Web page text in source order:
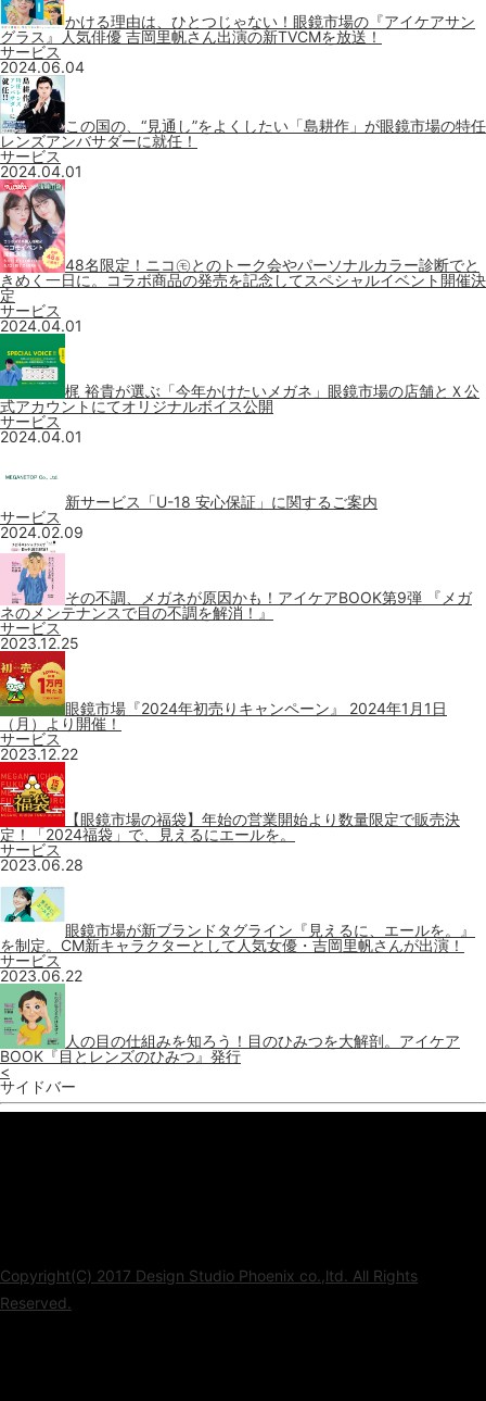
かける理由は、ひとつじゃない！眼鏡市場の『アイケアサン
グラス』人気俳優 吉岡里帆さん出演の新TVCMを放送！
サービス
2024.06.04
この国の、“見通し”をよくしたい「島耕作」が眼鏡市場の特任
レンズアンバサダーに就任！
サービス
2024.04.01
48名限定！ニコ㋲とのトーク会やパーソナルカラー診断でと
きめく一日に。コラボ商品の発売を記念してスペシャルイベント開催決
定
サービス
2024.04.01
梶 裕貴が選ぶ「今年かけたいメガネ」眼鏡市場の店舗とＸ公
式アカウントにてオリジナルボイス公開
サービス
2024.04.01
新サービス「U-18 安心保証」に関するご案内
サービス
2024.02.09
その不調、メガネが原因かも！アイケアBOOK第9弾 『メガ
ネのメンテナンスで目の不調を解消！』
サービス
2023.12.25
眼鏡市場『2024年初売りキャンペーン』 2024年1月1日
（月）より開催！
サービス
2023.12.22
【眼鏡市場の福袋】年始の営業開始より数量限定で販売決
定！「2024福袋」で、見えるにエールを。
サービス
2023.06.28
眼鏡市場が新ブランドタグライン『見えるに、エールを。』
を制定。CM新キャラクターとして人気女優・吉岡里帆さんが出演！
サービス
2023.06.22
人の目の仕組みを知ろう！目のひみつを大解剖。アイケア
BOOK『目とレンズのひみつ』発行
<
サイドバー
Copyright(C) 2017 Design Studio Phoenix co.,ltd. All Rights
Reserved.